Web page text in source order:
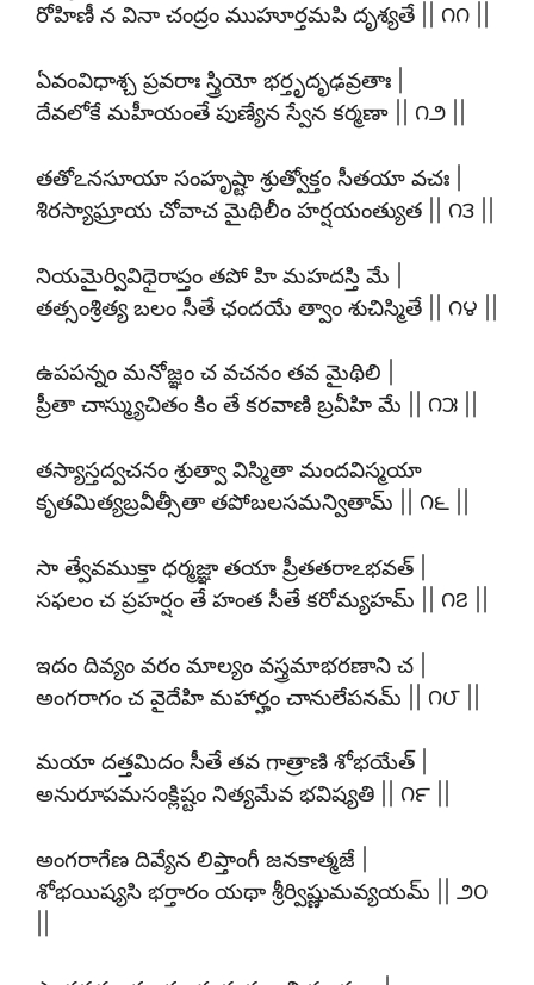
రోహిణీ న వినా చంద్రం ముహూర్తమపి దృశ్యతే || ౧౧ ||
ఏవంవిధాశ్చ ప్రవరాః స్త్రియో భర్తృదృఢవ్రతాః |
దేవలోకే మహీయంతే పుణ్యేన స్వేన కర్మణా || ౧౨ ||
తతోఽనసూయా సంహృష్టా శ్రుత్వోక్తం సీతయా వచః |
శిరస్యాఘ్రాయ చోవాచ మైథిలీం హర్షయంత్యుత || ౧౩ ||
నియమైర్వివిధైరాప్తం తపో హి మహదస్తి మే |
తత్సంశ్రిత్య బలం సీతే ఛందయే త్వాం శుచిస్మితే || ౧౪ ||
ఉపపన్నం మనోజ్ఞం చ వచనం తవ మైథిలి |
ప్రీతా చాస్మ్యుచితం కిం తే కరవాణి బ్రవీహి మే || ౧౫ ||
తస్యాస్తద్వచనం శ్రుత్వా విస్మితా మందవిస్మయా
కృతమిత్యబ్రవీత్సీతా తపోబలసమన్వితామ్ || ౧౬ ||
సా త్వేవముక్తా ధర్మజ్ఞా తయా ప్రీతతరాఽభవత్ |
సఫలం చ ప్రహర్షం తే హంత సీతే కరోమ్యహమ్ || ౧౭ ||
ఇదం దివ్యం వరం మాల్యం వస్త్రమాభరణాని చ |
అంగరాగం చ వైదేహి మహార్హం చానులేపనమ్ || ౧౮ ||
మయా దత్తమిదం సీతే తవ గాత్రాణి శోభయేత్ |
అనురూపమసంక్లిష్టం నిత్యమేవ భవిష్యతి || ౧౯ ||
అంగరాగేణ దివ్యేన లిప్తాంగీ జనకాత్మజే |
శోభయిష్యసి భర్తారం యథా శ్రీర్విష్ణుమవ్యయమ్ || ౨౦